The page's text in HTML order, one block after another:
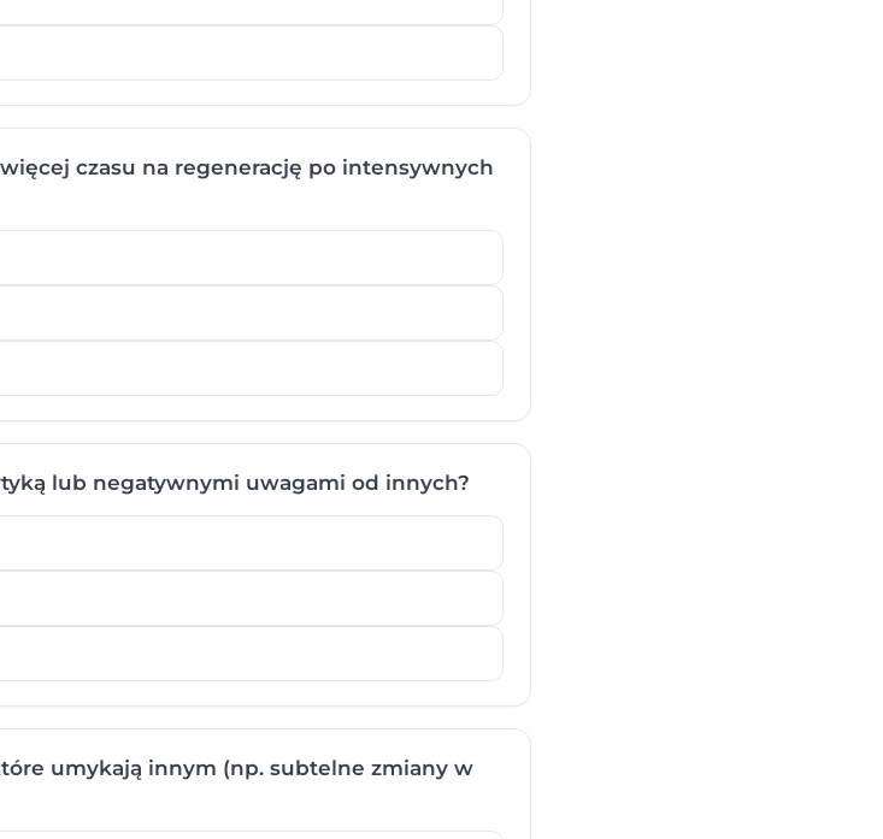
czasu na regenerację po intensywnych
lub negatywnymi uwagami od innych?
umykają innym (np. subtelne zmiany w